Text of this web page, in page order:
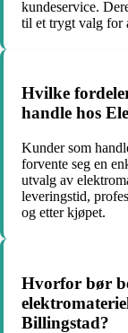
kundeservice.
til et trygt valg for
Hvilke
handle hos
Kunder som
forvente seg en
utvalg av
leveringstid,
og etter kjøpet.
Hvorfor bør
Billingstad?